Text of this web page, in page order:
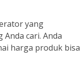
yang
cari. Anda
harga produk bisa